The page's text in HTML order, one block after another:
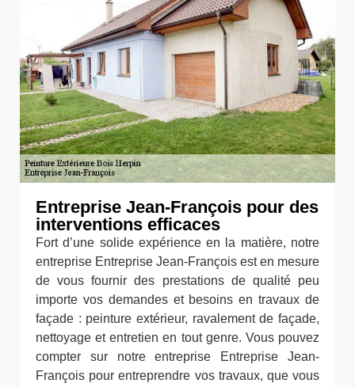
Entreprise Jean-François pour des
interventions efficaces
Fort d’une solide expérience en la matière, notre
entreprise Entreprise Jean-François est en mesure
de vous fournir des prestations de qualité peu
importe vos demandes et besoins en travaux de
façade : peinture extérieur, ravalement de façade,
nettoyage et entretien en tout genre. Vous pouvez
compter sur notre entreprise Entreprise Jean-
François pour entreprendre vos travaux, que vous